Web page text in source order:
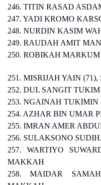
246. TITIN RASAD
247. YADI KROMO
248. NURDIN KASIM
249. RAUDAH AMIT
250. ROBIKAH
251. MISRIJAH YAIN
252. DUL SANGIT
253. NGAINAH
254. AZHAR BIN UMAR
255. IMRAN AMER
256. SULAKSONO
257. WARTIYO
MAKKAH
258. MAIDAR